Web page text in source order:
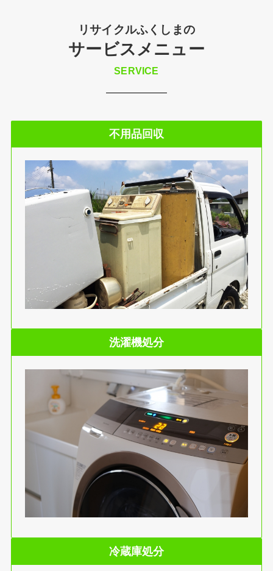
リサイクルふくしまの
サービスメニュー
SERVICE
不用品回収
洗濯機処分
冷蔵庫処分